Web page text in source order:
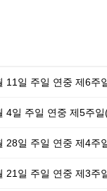
11일 주일 연중 제6주
4일 주일 연중 제5주
28일 주일 연중 제4주
21일 주일 연중 제3주